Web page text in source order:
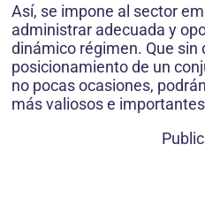
Así, se impone al sector
administrar adecuada y
dinámico régimen. Que sin
posicionamiento de un
no pocas ocasiones,
más valiosos e